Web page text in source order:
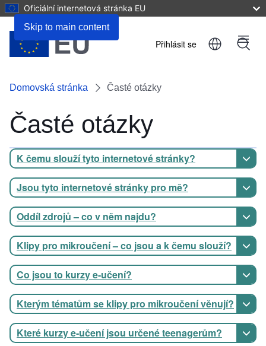
Skip to main content
Oficiální internetová stránka EU
account
Přihlásit se Menu
Domovská stránka Časté otázky
Časté otázky
K čemu slouží tyto internetové stránky?
Jsou tyto internetové stránky pro mě?
Oddíl zdrojů – co v něm najdu?
Klipy pro mikroučení – co jsou a k čemu slouží?
Co jsou to kurzy e-učení?
Kterým tématům se klipy pro mikroučení věnují?
Které kurzy e-učení jsou určené teenagerům?